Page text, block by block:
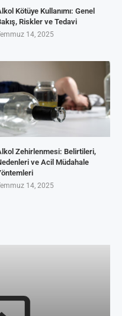
Kötüye Kullanımı: Genel
Riskler ve Tedavi
14, 2025
Zehirlenmesi: Belirtileri,
ve Acil Müdahale
14, 2025